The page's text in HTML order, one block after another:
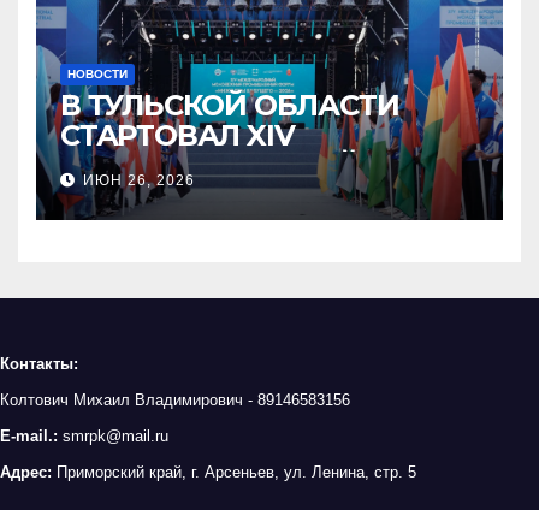
НОВОСТИ
В ТУЛЬСКОЙ ОБЛАСТИ
СТАРТОВАЛ XIV
МЕЖДУНАРОДНЫЙ
МОЛОДЁЖНЫЙ
ПРОМЫШЛЕННЫЙ ФОРУМ
ИЮН 26, 2026
Контакты:
Колтович Михаил Владимирович - 89146583156
E-mail.: smrpk@mail.ru
Адрес: Приморский край, г. Арсеньев, ул. Ленина, стр. 5